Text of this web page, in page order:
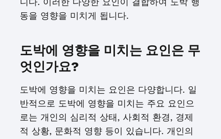
동을 영향을 미치게 됩니다.
도박에 영향을 미치는 요인은 무
엇인가요?
도박에 영향을 미치는 요인은 다양합니다. 일
반적으로 도박에 영향을 미치는 주요 요인으
로는 개인의 심리적 상태, 사회적 환경, 경제
적 상황, 문화적 영향 등이 있습니다. 개인의